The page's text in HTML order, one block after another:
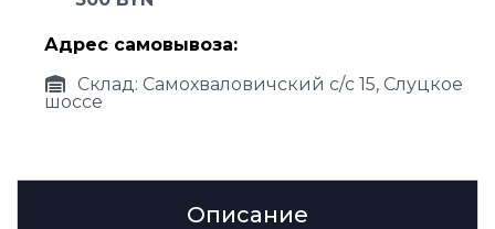
Адрес самовывоза:
Склад: Самохваловичский с/с 15, Слуцкое
шоссе
Описание